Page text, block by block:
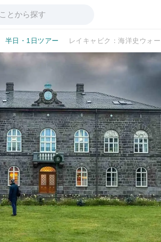
半日・1日ツアー レイキャビク：海洋史ウォ